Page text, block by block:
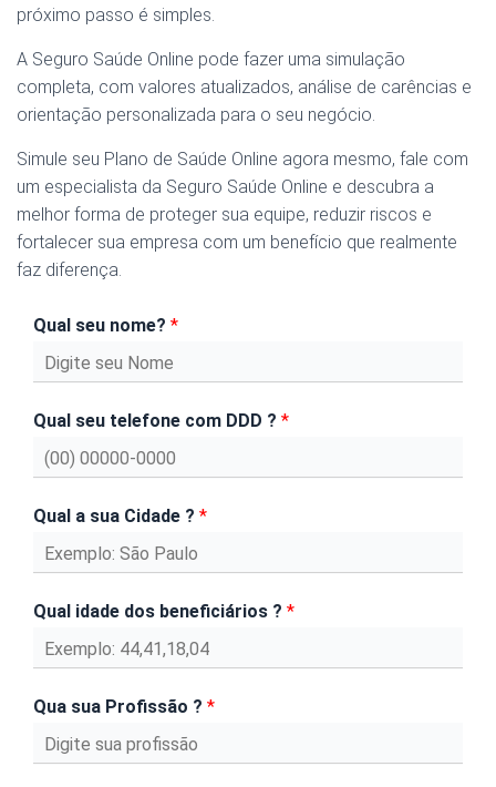
próximo passo é simples.
A Seguro Saúde Online pode fazer uma simulação
completa, com valores atualizados, análise de carências e
orientação personalizada para o seu negócio.
Simule seu Plano de Saúde Online agora mesmo, fale com
um especialista da Seguro Saúde Online e descubra a
melhor forma de proteger sua equipe, reduzir riscos e
fortalecer sua empresa com um benefício que realmente
faz diferença.
Qual seu nome? *
Qual seu telefone com DDD ? *
Qual a sua Cidade ? *
Qual idade dos beneficiários ? *
Qua sua Profissão ? *